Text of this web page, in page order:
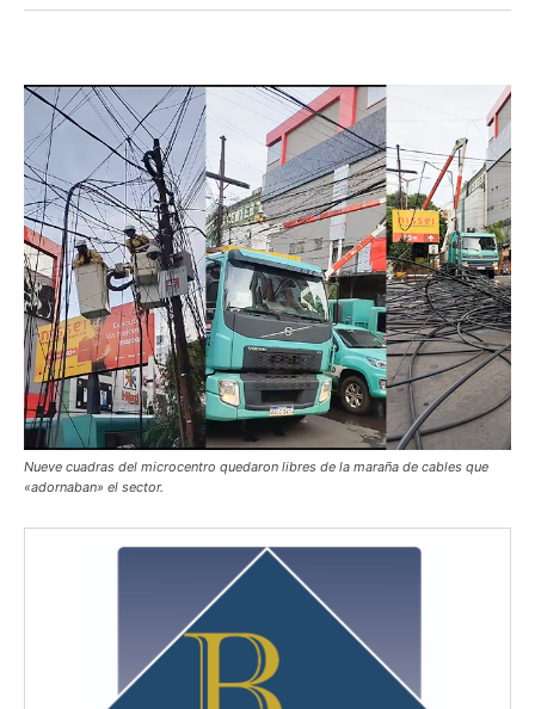
Nueve cuadras del microcentro quedaron libres de la maraña de cables que
«adornaban» el sector.